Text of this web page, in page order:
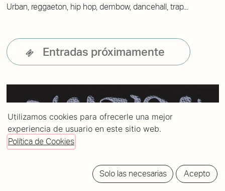
Urban, reggaeton, hip hop, dembow, dancehall, trap...
Entradas próximamente
Utilizamos cookies para ofrecerle una mejor
experiencia de usuario en este sitio web.
Política de Cookies
Solo las necesarias Acepto